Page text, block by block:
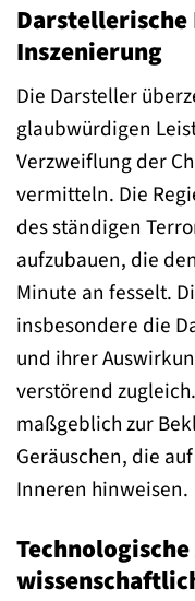
Darstellerische
Inszenierung
Die Darsteller
glaubwürdigen
Verzweiflung der
vermitteln. Die
des ständigen
aufzubauen, die
Minute an fesselt.
insbesondere die
und ihrer
verstörend
maßgeblich zur
Geräuschen, die
Inneren hinweisen.